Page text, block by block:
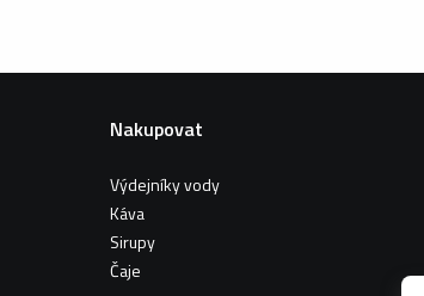
Nakupovat
Výdejníky vody
Káva
Sirupy
Čaje